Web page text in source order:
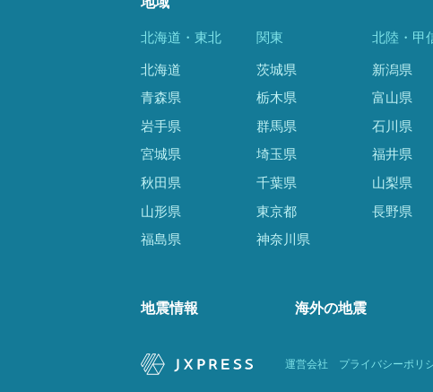
北海道・東北
北海道
青森県
岩手県
宮城県
秋田県
山形県
福島県
関東
茨城県
栃木県
群馬県
埼玉県
千葉県
東京都
神奈川県
北陸・甲
新潟県
富山県
石川県
福井県
山梨県
長野県
地震情報 海外の地震
運営会社 プライバシーポリ